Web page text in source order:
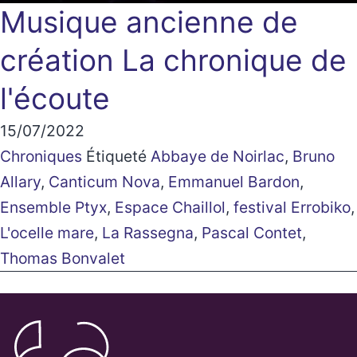
Musique ancienne de
création La chronique de
l'écoute
15/07/2022
Chroniques Étiqueté Abbaye de Noirlac, Bruno
Allary, Canticum Nova, Emmanuel Bardon,
Ensemble Ptyx, Espace Chaillol, festival Errobiko,
L'ocelle mare, La Rassegna, Pascal Contet,
Thomas Bonvalet